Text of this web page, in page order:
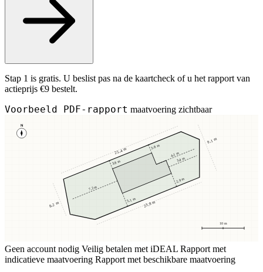
Stap 1 is gratis. U beslist pas na de kaartcheck of u het rapport van
actieprijs €9 bestelt.
Voorbeeld PDF-rapport maatvoering zichtbaar
N
10 m
3,8 m
3,8 m
5,1 m
2,9 m
7,2 m
3,4 m
4,1 m
25,4 m
23,8 m
8,2 m
9,1 m
Geen account nodig Veilig betalen met iDEAL Rapport met
indicatieve maatvoering Rapport met beschikbare maatvoering